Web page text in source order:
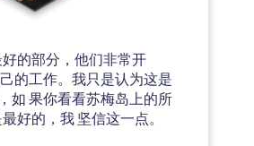
好的部分，他们非常开
的工作。我只是认为这是
如 果你看看苏梅岛上的所
好的，我 坚信这一点。